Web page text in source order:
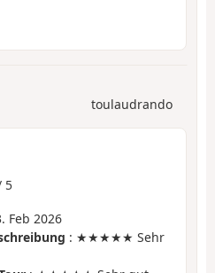
toulaudrando
5
Feb 2026
: ★★★★★ Sehr